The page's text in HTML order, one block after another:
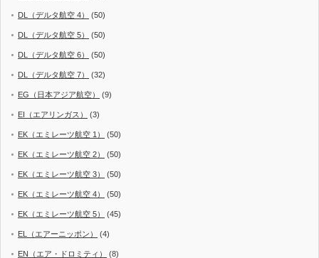
DL（デルタ航空 4） (50)
DL（デルタ航空 5） (50)
DL（デルタ航空 6） (50)
DL（デルタ航空 7） (32)
EG（日本アジア航空） (9)
EI（エアリンガス） (3)
EK（エミレーツ航空 1） (50)
EK（エミレーツ航空 2） (50)
EK（エミレーツ航空 3） (50)
EK（エミレーツ航空 4） (50)
EK（エミレーツ航空 5） (45)
EL（エアーニッポン） (4)
EN（エア・ドロミティ） (8)